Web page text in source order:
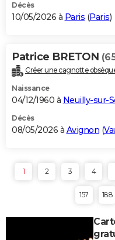
Décès
10/05/2026 à Paris (Paris)
Patrice BRETON
Créer une cagnotte
Naissance
04/12/1960 à Neuilly-sur-
Décès
08/05/2026 à Avignon (
1 2 3 4
157 188